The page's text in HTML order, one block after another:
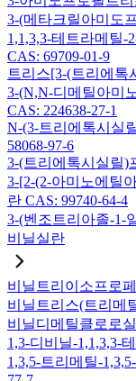
3-(메타크릴아미도
1,1,3,3-테트라메틸-
CAS: 69709-01-9
트리스[3-(트리에톡
3-(N,N-디메틸아미
CAS: 224638-27-1
N-(3-트리에톡시실
58068-97-6
3-(트리에톡시실릴)
3-[2-(2-아미노에틸
란 CAS: 99740-64-4
3-(벤조트리아졸-1-
비닐실란
비닐트리이소프로
비닐트리스(트리메
비닐디메틸클로로
1,3-디비닐-1,1,3,3-
1,3,5-트리메틸-